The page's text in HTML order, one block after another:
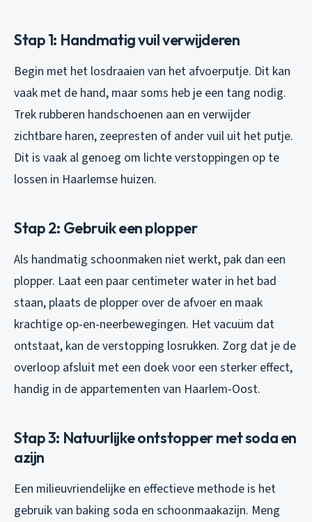
Stap 1: Handmatig vuil verwijderen
Begin met het losdraaien van het afvoerputje. Dit kan
vaak met de hand, maar soms heb je een tang nodig.
Trek rubberen handschoenen aan en verwijder
zichtbare haren, zeepresten of ander vuil uit het putje.
Dit is vaak al genoeg om lichte verstoppingen op te
lossen in Haarlemse huizen.
Stap 2: Gebruik een plopper
Als handmatig schoonmaken niet werkt, pak dan een
plopper. Laat een paar centimeter water in het bad
staan, plaats de plopper over de afvoer en maak
krachtige op-en-neerbewegingen. Het vacuüm dat
ontstaat, kan de verstopping losrukken. Zorg dat je de
overloop afsluit met een doek voor een sterker effect,
handig in de appartementen van Haarlem-Oost.
Stap 3: Natuurlijke ontstopper met soda en
azijn
Een milieuvriendelijke en effectieve methode is het
gebruik van baking soda en schoonmaakazijn. Meng